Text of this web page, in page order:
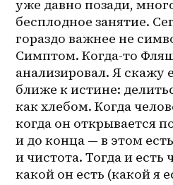
уже давно позади,
бесплодное занятие.
гораздо важнее не
Симптом. Когда-то
анализировал. Я скажу
ближе к истине:
как хлебом. Когда
когда он открывается
и до конца — в этом
и чистота. Тогда и есть
какой он есть (какой я